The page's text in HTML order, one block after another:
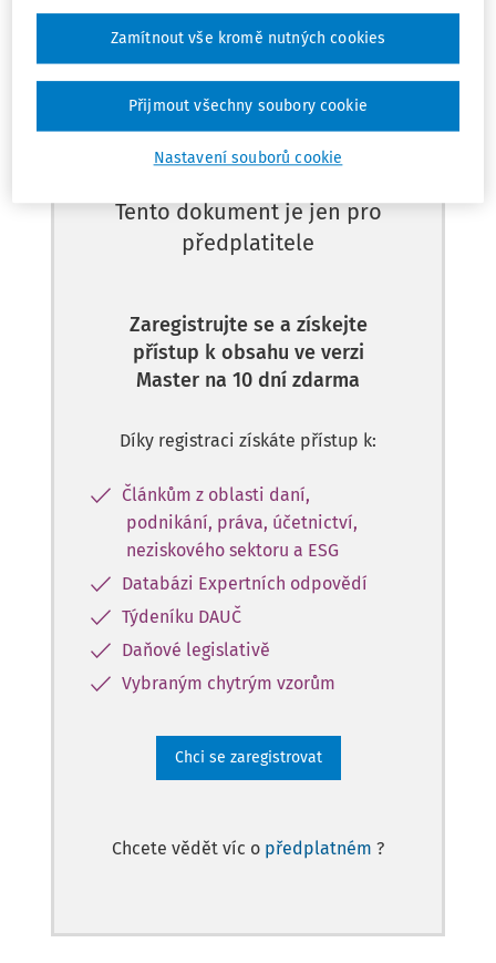
Máte předplatné? Přihlaste se
Tento dokument je jen pro
předplatitele
Zaregistrujte se a získejte
přístup k obsahu ve verzi
Master na 10 dní zdarma
Díky registraci získáte přístup k:
Článkům z oblasti daní,
podnikání, práva, účetnictví,
neziskového sektoru a ESG
Databázi Expertních odpovědí
Týdeníku DAUČ
Daňové legislativě
Vybraným chytrým vzorům
Chci se zaregistrovat
Chcete vědět víc o předplatném ?
Nastavení souborů cookie
Zamítnout vše kromě nutných cookies
Přijmout všechny soubory cookie